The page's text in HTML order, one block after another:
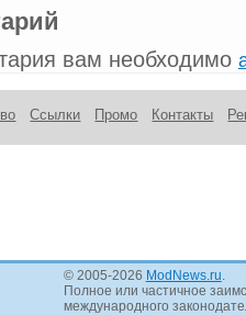
вам необходимо
Ссылки Промо Контакты
© 2005-2026 ModNews.ru
Полное или частичное
международного